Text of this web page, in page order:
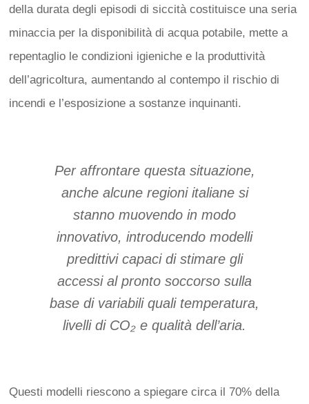
della durata degli episodi di siccità costituisce una seria
minaccia per la disponibilità di acqua potabile, mette a
repentaglio le condizioni igieniche e la produttività
dell’agricoltura, aumentando al contempo il rischio di
incendi e l’esposizione a sostanze inquinanti.
Per affrontare questa situazione,
anche alcune regioni italiane si
stanno muovendo in modo
innovativo, introducendo modelli
predittivi capaci di stimare gli
accessi al pronto soccorso sulla
base di variabili quali temperatura,
livelli di CO₂ e qualità dell’aria.
Questi modelli riescono a spiegare circa il 70% della